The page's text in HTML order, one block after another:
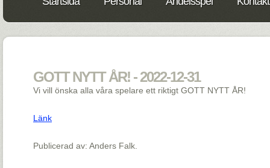
GOTT NYTT ÅR! - 2022-12-31
Vi vill önska alla våra spelare ett riktigt GOTT NYTT ÅR!
Länk
Publicerad av: Anders Falk.